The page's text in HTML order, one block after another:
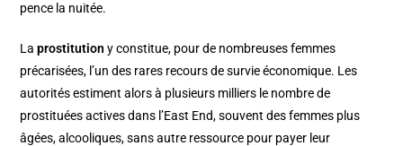
pence la nuitée.
Laprostitution y constitue, pour de nombreuses femmes
précarisées, l’un des rares recours de survie économique. Les
autorités estiment alors à plusieurs milliers le nombre de
prostituées actives dans l’East End, souvent des femmes plus
âgées, alcooliques, sans autre ressource pour payer leur